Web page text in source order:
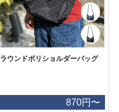
ラウンドポリショルダーバッグ
870円〜